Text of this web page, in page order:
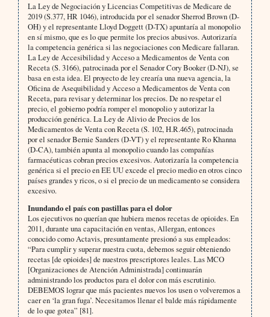
La Ley de Negociación y Licencias Competitivas de Medicare de
2019 (S.377, HR 1046), introducida por el senador Sherrod Brown (D-
OH) y el representante Lloyd Doggett (D-TX) apuntaría al monopolio
en sí mismo, que es lo que permite los precios abusivos. Autorizaría
la competencia genérica si las negociaciones con Medicare fallaran.
La Ley de Accesibilidad y Acceso a Medicamentos de Venta con
Receta (S. 3166), patrocinada por el Senador Cory Booker (D-NJ), se
basa en esta idea. El proyecto de ley crearía una nueva agencia, la
Oficina de Asequibilidad y Acceso a Medicamentos de Venta con
Receta, para revisar y determinar los precios. De no respetar el
precio, el gobierno podría romper el monopolio y autorizar la
producción genérica. La Ley de Alivio de Precios de los
Medicamentos de Venta con Receta (S. 102, H.R.465), patrocinada
por el senador Bernie Sanders (D-VT) y el representante Ro Khanna
(D-CA), también apunta al monopolio cuando las compañías
farmacéuticas cobran precios excesivos. Autorizaría la competencia
genérica si el precio en EE UU excede el precio medio en otros cinco
países grandes y ricos, o si el precio de un medicamento se considera
excesivo.
Inundando el país con pastillas para el dolor
Los ejecutivos no querían que hubiera menos recetas de opioides. En
2011, durante una capacitación en ventas, Allergan, entonces
conocido como Actavis, presuntamente presionó a sus empleados:
“Para cumplir y superar nuestra cuota, debemos seguir obteniendo
recetas [de opioides] de nuestros prescriptores leales. Las MCO
[Organizaciones de Atención Administrada] continuarán
administrando los productos para el dolor con más escrutinio.
DEBEMOS lograr que más pacientes nuevos los usen o volveremos a
caer en ‘la gran fuga’. Necesitamos llenar el balde más rápidamente
de lo que gotea” [81].